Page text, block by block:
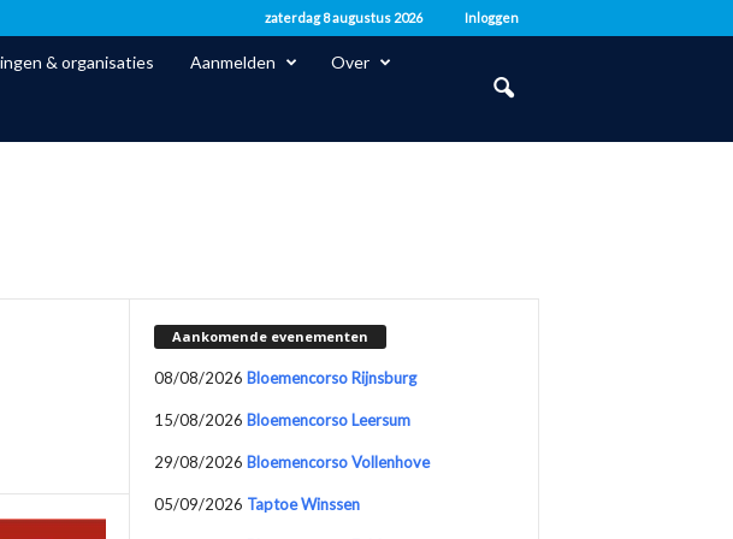
zaterdag 8 augustus 2026 Inloggen
& organisaties Aanmelden Over
Aankomende evenementen
08/08/2026 Bloemencorso Rijnsburg
15/08/2026 Bloemencorso Leersum
29/08/2026 Bloemencorso Vollenhove
05/09/2026 Taptoe Winssen